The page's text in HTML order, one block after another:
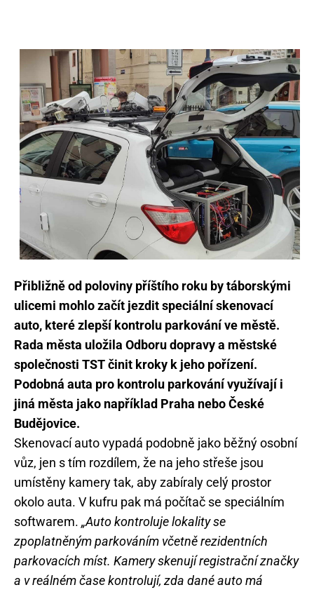
Přibližně od poloviny příštího roku by táborskými
ulicemi mohlo začít jezdit speciální skenovací
auto, které zlepší kontrolu parkování ve městě.
Rada města uložila Odboru dopravy a městské
společnosti TST činit kroky k jeho pořízení.
Podobná auta pro kontrolu parkování využívají i
jiná města jako například Praha nebo České
Budějovice.
Skenovací auto vypadá podobně jako běžný osobní
vůz, jen s tím rozdílem, že na jeho střeše jsou
umístěny kamery tak, aby zabíraly celý prostor
okolo auta. V kufru pak má počítač se speciálním
softwarem. „Auto kontroluje lokality se
zpoplatněným parkováním včetně rezidentních
parkovacích míst. Kamery skenují registrační značky
a v reálném čase kontrolují, zda dané auto má